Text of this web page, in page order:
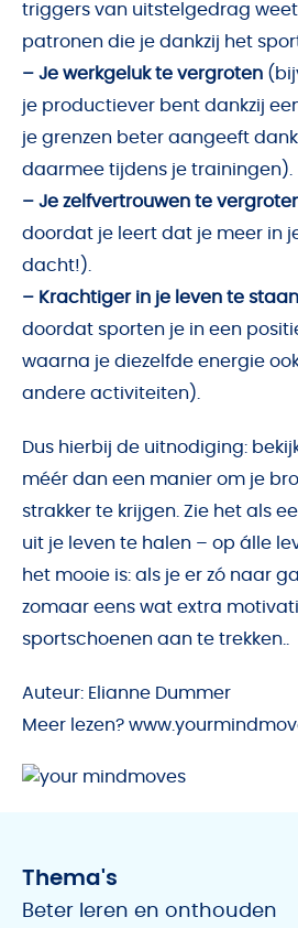
triggers van uitstelgedrag
patronen die je dankzij het
– Je werkgeluk te vergroten
je productiever bent dankzij
je grenzen beter aangeeft
daarmee tijdens je trainingen).
– Je zelfvertrouwen te
doordat je leert dat je meer in
dacht!).
– Krachtiger in je leven te staan
doordat sporten je in een
waarna je diezelfde energie
andere activiteiten).
Dus hierbij de uitnodiging:
méér dan een manier om je
strakker te krijgen. Zie het als
uit je leven te halen – op álle
het mooie is: als je er zó naar
zomaar eens wat extra
sportschoenen aan te trekken..
Auteur: Elianne Dummer
Meer lezen?
Thema's
Beter leren en onthouden